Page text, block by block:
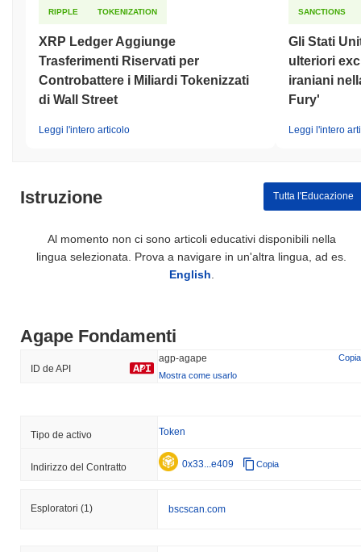
RIPPLE TOKENIZATION
XRP Ledger Aggiunge
Trasferimenti Riservati per
Controbattere i Miliardi Tokenizzati
di Wall Street
Leggi l'intero articolo
SANCTIONS
Gli Stati
ulteriori
iraniani
Fury'
Leggi l'intero
Istruzione Tutta l'Educazione
Al momento non ci sono articoli educativi disponibili nella
lingua selezionata. Prova a navigare in un'altra lingua, ad es.
English
Agape Fondamenti
ID de API
agp-agape
Copia
Mostra come usarlo
Tipo de activo Token
Indirizzo del Contratto 0x33...e409 Copia
Esploratori (1) bscscan.com